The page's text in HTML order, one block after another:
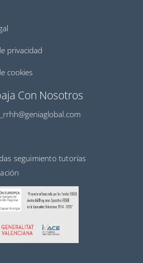
privacidad
cookies
Con Nosotros
seguimiento tutorías